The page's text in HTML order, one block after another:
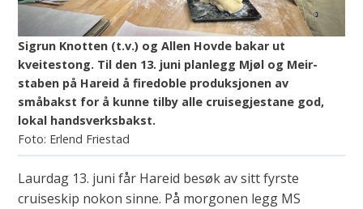
Sigrun Knotten (t.v.) og Allen Hovde bakar ut
kveitestong. Til den 13. juni planlegg Mjøl og Meir-
staben på Hareid å firedoble produksjonen av
småbakst for å kunne tilby alle cruisegjestane god,
lokal handsverksbakst.
Erlend Friestad
Laurdag 13. juni får Hareid besøk av sitt fyrste
cruiseskip nokon sinne. På morgonen legg MS